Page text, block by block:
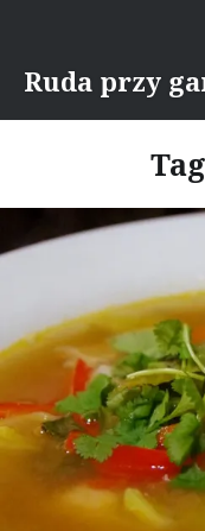
content
Ruda przy